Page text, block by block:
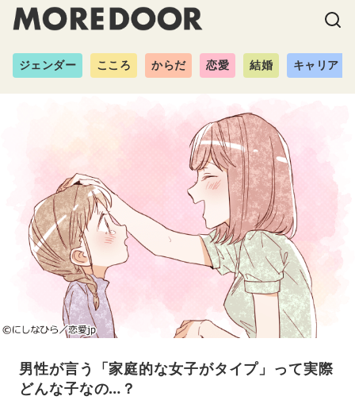
ジェンダー こころ からだ 恋愛 結婚 キャリア
男性が言う「家庭的な女子がタイプ」って実際
どんな子なの…？